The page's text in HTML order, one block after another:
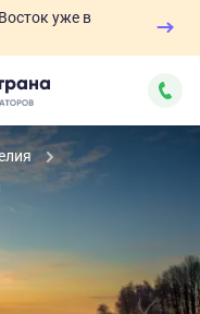
уже в